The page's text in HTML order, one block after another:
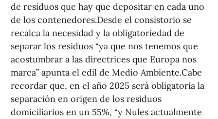
de residuos que hay que depositar en cada uno
de los contenedores.Desde el consistorio se
recalca la necesidad y la obligatoriedad de
separar los residuos “ya que nos tenemos que
acostumbrar a las directrices que Europa nos
marca” apunta el edil de Medio Ambiente.Cabe
recordar que, en el año 2025 será obligatoria la
separación en origen de los residuos
domiciliarios en un 55%, “y Nules actualmente